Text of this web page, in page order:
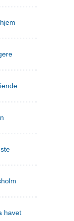
havet